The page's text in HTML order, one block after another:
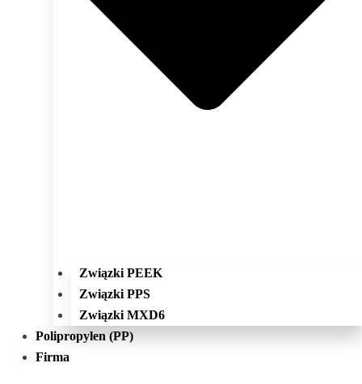
Związki PEEK
Związki PPS
Związki MXD6
Polipropylen (PP)
Firma